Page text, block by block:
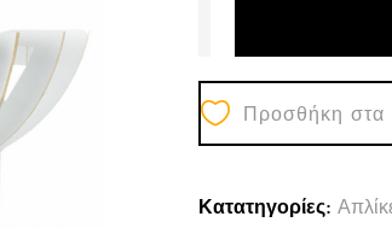
Προσθήκη στα
Κατατηγορίες: